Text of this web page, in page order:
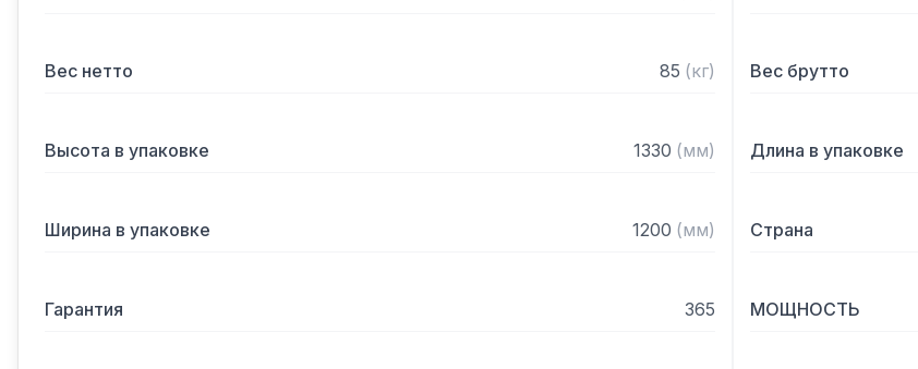
Вес нетто 85 (кг) Вес брутто
Высота в упаковке 1330 (мм) Длина в упаковке
Ширина в упаковке 1200 (мм) Страна
Гарантия 365 МОЩНОСТЬ